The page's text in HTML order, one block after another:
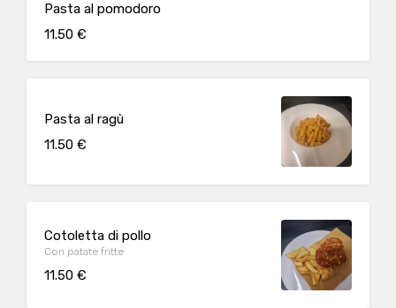
Pasta al pomodoro
11.50 €
Pasta al ragù
11.50 €
Cotoletta di pollo
Con patate fritte
11.50 €